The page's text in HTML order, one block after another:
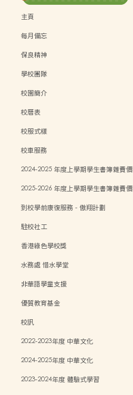
主頁
每月備忘
保良精神
學校團隊
校園簡介
校曆表
校服式樣
校車服務
2024-2025 年度上學期學生書簿雜費價
2025-2026 年度上學期學生書簿雜費價
到校學前康復服務 - 傲翔計劃
駐校社工
香港綠色學校獎
水務處 惜水學堂
非華語學童支援
優質教育基金
校訊
2022-2023年度 中華文化
2024-2025年度 中華文化
2023-2024年度 體驗式學習